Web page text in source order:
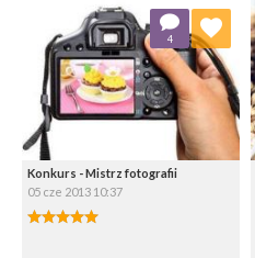
Konkurs - Mistrz fotografii
05 cze 2013 10:37
5.00/5
4
Dodaj do ulubionych
Wybierz listę: